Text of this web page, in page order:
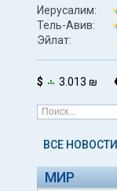
Иерусалим:
Тель-Авив:
Эйлат:
$ 3.013 ₪
ВСЕ НОВОСТИ
МИР